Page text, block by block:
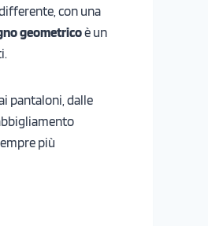
con una
geometricoè un
pantaloni, dalle
più